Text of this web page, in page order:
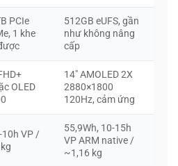
PCIe
1 khe
512GB eUFS, gần
như không nâng
cấp
OLED
14″ AMOLED 2X
2880×1800
120Hz, cảm ứng
10h VP /
55,9Wh, 10-15h
VP ARM native /
~1,16 kg